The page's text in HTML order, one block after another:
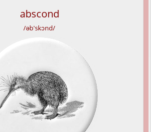
abscond
/əb'skɔnd/